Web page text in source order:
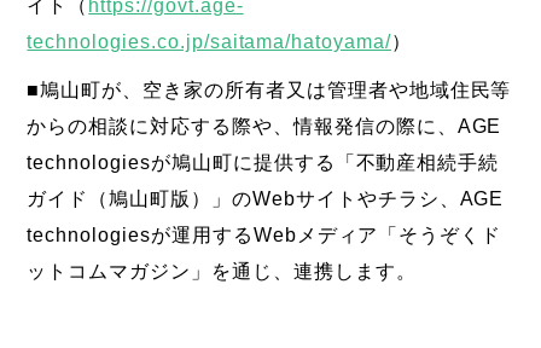
イト（ https://govt.age-
technologies.co.jp/saitama/hatoyama/）
■鳩山町が、空き家の所有者又は管理者や地域住民等
からの相談に対応する際や、情報発信の際に、AGE
technologiesが鳩山町に提供する「不動産相続手続
ガイド（鳩山町版）」のWebサイトやチラシ、AGE
technologiesが運用するWebメディア「そうぞくド
ットコムマガジン」を通じ、連携します。